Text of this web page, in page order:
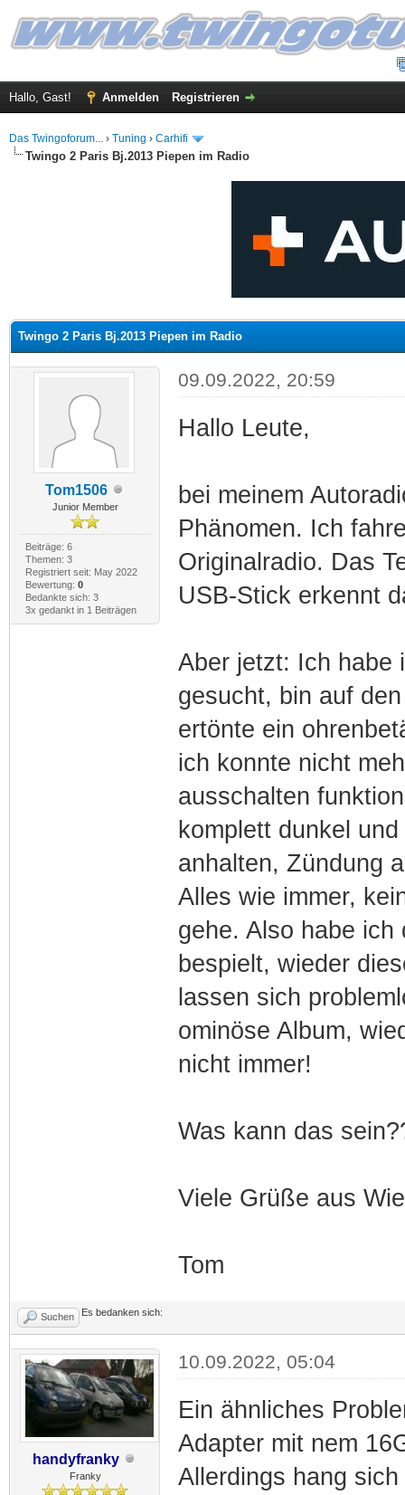
Hallo, Gast! Anmelden Registrieren
Das Twingoforum... › Tuning › Carhifi
Twingo 2 Paris Bj.2013 Piepen im Radio
Twingo 2 Paris Bj.2013 Piepen im Radio
Tom1506
Junior Member
Beiträge: 6
Themen: 3
Registriert seit: May 2022
Bewertung: 0
Bedankte sich: 3
3x gedankt in 1 Beiträgen
09.09.2022, 20:59
Hallo Leute,
bei meinem
Phänomen. Ich
Originalradio. Das
USB-Stick erkennt
Aber jetzt: Ich habe
gesucht, bin auf
ertönte ein
ich konnte nicht
ausschalten
komplett dunkel
anhalten, Zündung
Alles wie immer,
gehe. Also habe
bespielt, wieder
lassen sich
ominöse Album,
nicht immer!
Was kann das
Viele Grüße aus
Tom
Suchen Es bedanken sich:
handyfranky
Franky
10.09.2022, 05:04
Ein ähnliches
Adapter mit nem
Allerdings hang